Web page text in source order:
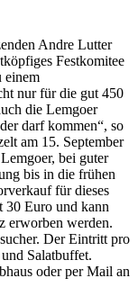
Andre Lutter
Festkomitee
einem
nur für die gut 450
die Lemgoer
darf kommen“, so
am 15. September
bei guter
bis in die frühen
für dieses
30 Euro und kann
erworben werden.
Der Eintritt pro
Salatbuffet.
oder per Mail an